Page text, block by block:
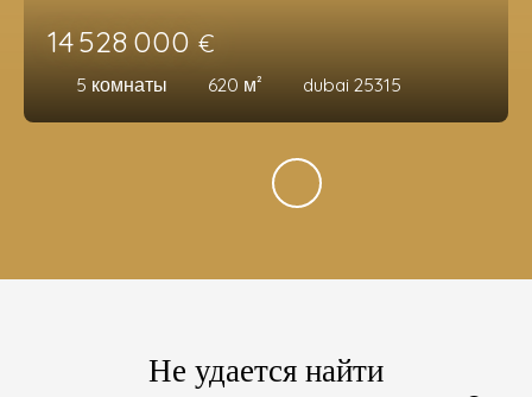
14 528 000 €
5 комнаты 620 м² dubai 25315
Не удается найти